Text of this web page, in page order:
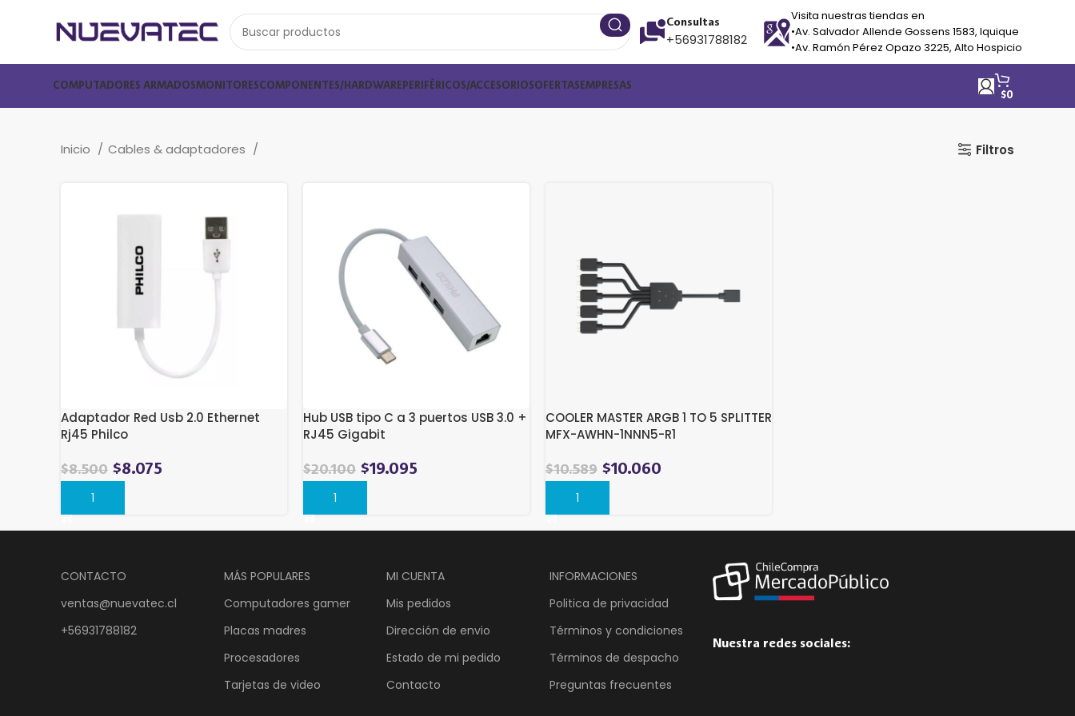
Consultas
+56931788182
Visita nuestras tiendas en
•Av. Salvador Allende Gossens 1583, Iquique
•Av. Ramón Pérez Opazo 3225, Alto Hospicio
COMPUTADORES ARMADOSMONITORESCOMPONENTES/HARDWARE PERIFÉRICOS/ACCESORIOSOFERTAS EMPRESAS
$0
Inicio Cables & adaptadores Filtros
Adaptador Red Usb 2.0 Ethernet
Rj45 Philco
$8.500 $8.075
Comprar
Hub USB tipo C a 3 puertos USB 3.0 +
RJ45 Gigabit
$20.100 $19.095
Comprar
COOLER MASTER ARGB 1 TO 5 SPLITTER
MFX-AWHN-1NNN5-R1
$10.589 $10.060
Comprar
CONTACTO
ventas@nuevatec.cl
+56931788182
MÁS POPULARES
Computadores gamer
Placas madres
Procesadores
Tarjetas de video
MI CUENTA
Mis pedidos
Dirección de envio
Estado de mi pedido
Contacto
INFORMACIONES
Politica de privacidad
Términos y condiciones
Términos de despacho
Preguntas frecuentes
Nuestra redes sociales: